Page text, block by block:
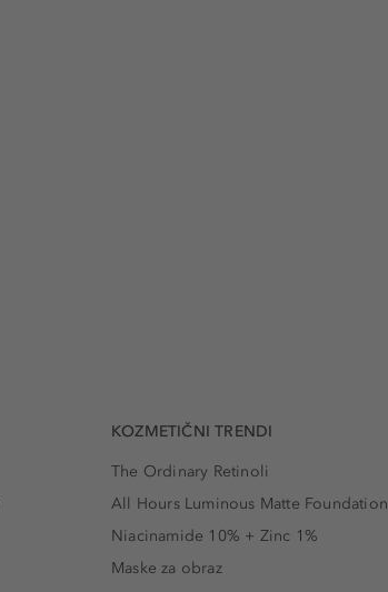
KOZMETIČNI TRENDI
The Ordinary Retinoli
All Hours Luminous Matte Foundation
Niacinamide 10% + Zinc 1%
Maske za obraz